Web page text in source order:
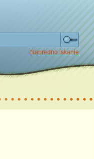
Napredno iskanje